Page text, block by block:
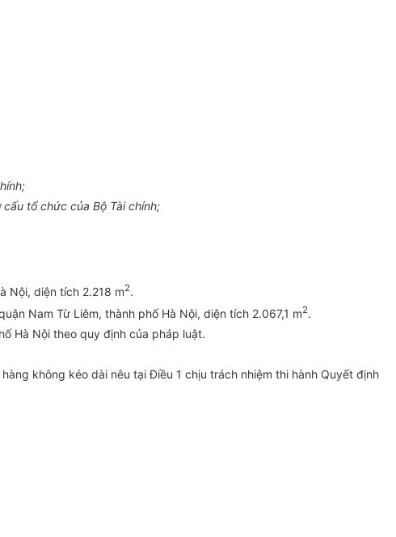
tổ chức của Bộ Tài chính;
Nội, diện tích 2.218 m2.
Nam Từ Liêm, thành phố Hà Nội, diện tích 2.067,1 m2.
Hà Nội theo quy định của pháp luật.
không kéo dài nêu tại Điều 1 chịu trách nhiệm thi hành Quyết định